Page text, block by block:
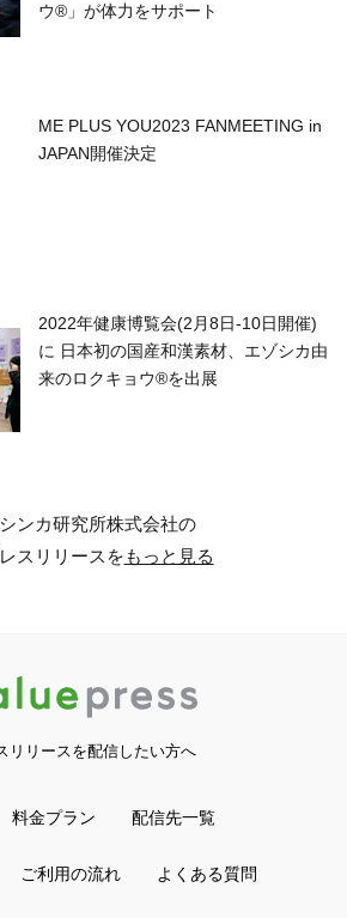
ウ®」が体力をサポート
ME PLUS YOU2023 FANMEETING in
JAPAN開催決定
2022年健康博覧会(2月8日-10日開催)
に 日本初の国産和漢素材、エゾシカ由
来のロクキョウ®を出展
ンカ研究所株式会社の
スリリースをもっと見る
リリースを配信したい方へ
料金プラン 配信先一覧
ご利用の流れ よくある質問